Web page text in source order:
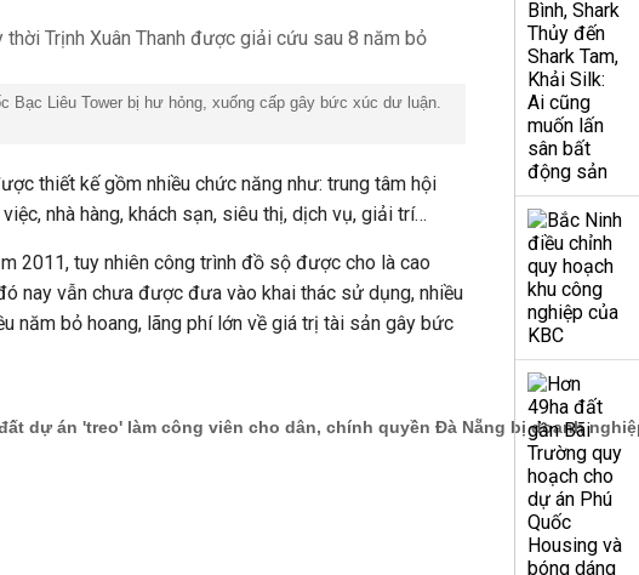
Bạc Liêu Tower bị hư hỏng, xuống cấp gây bức xúc dư luận.
thiết kế gồm nhiều chức năng như: trung tâm hội
nhà hàng, khách sạn, siêu thị, dịch vụ, giải trí…
2011, tuy nhiên công trình đồ sộ được cho là cao
nay vẫn chưa được đưa vào khai thác sử dụng, nhiều
năm bỏ hoang, lãng phí lớn về giá trị tài sản gây bức